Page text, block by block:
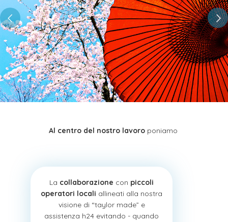
Al centro del nostro lavoroponiamo
La collaborazione con piccoli
operatori locali allineati alla nostra
visione di “taylor made” e
assistenza h24 evitando - quando